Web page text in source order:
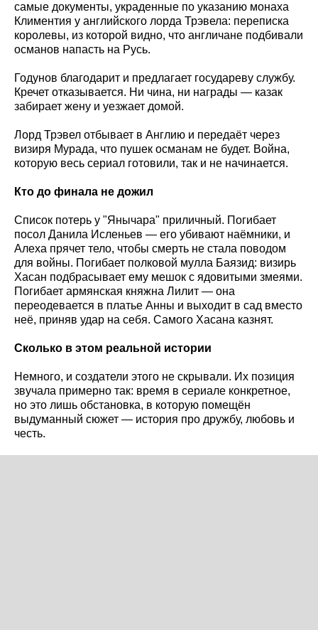
самые документы, украденные по указанию монаха
Климентия у английского лорда Трэвела: переписка
королевы, из которой видно, что англичане подбивали
османов напасть на Русь.
Годунов благодарит и предлагает государеву службу.
Кречет отказывается. Ни чина, ни награды — казак
забирает жену и уезжает домой.
Лорд Трэвел отбывает в Англию и передаёт через
визиря Мурада, что пушек османам не будет. Война,
которую весь сериал готовили, так и не начинается.
Кто до финала не дожил
Список потерь у "Янычара" приличный. Погибает
посол Данила Исленьев — его убивают наёмники, и
Алеха прячет тело, чтобы смерть не стала поводом
для войны. Погибает полковой мулла Баязид: визирь
Хасан подбрасывает ему мешок с ядовитыми змеями.
Погибает армянская княжна Лилит — она
переодевается в платье Анны и выходит в сад вместо
неё, приняв удар на себя. Самого Хасана казнят.
Сколько в этом реальной истории
Немного, и создатели этого не скрывали. Их позиция
звучала примерно так: время в сериале конкретное,
но это лишь обстановка, в которую помещён
выдуманный сюжет — история про дружбу, любовь и
честь.